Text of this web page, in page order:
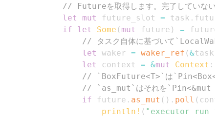
// Futureを取得します。完了していない
let
mut future_slot = task .
if
let Some ( mut future ) =
// タスク自体に基づいて
let
waker = waker_ref (&task
let
context = &mut Context ::
// `BoxFuture<T>`は
// `as_mut`はそれを
if future . as_mut ( ) . poll (
println! ( "executor run